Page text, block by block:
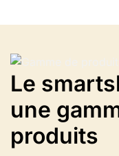
pouvez
sélectionner
les
options
sur
Le
une
produits